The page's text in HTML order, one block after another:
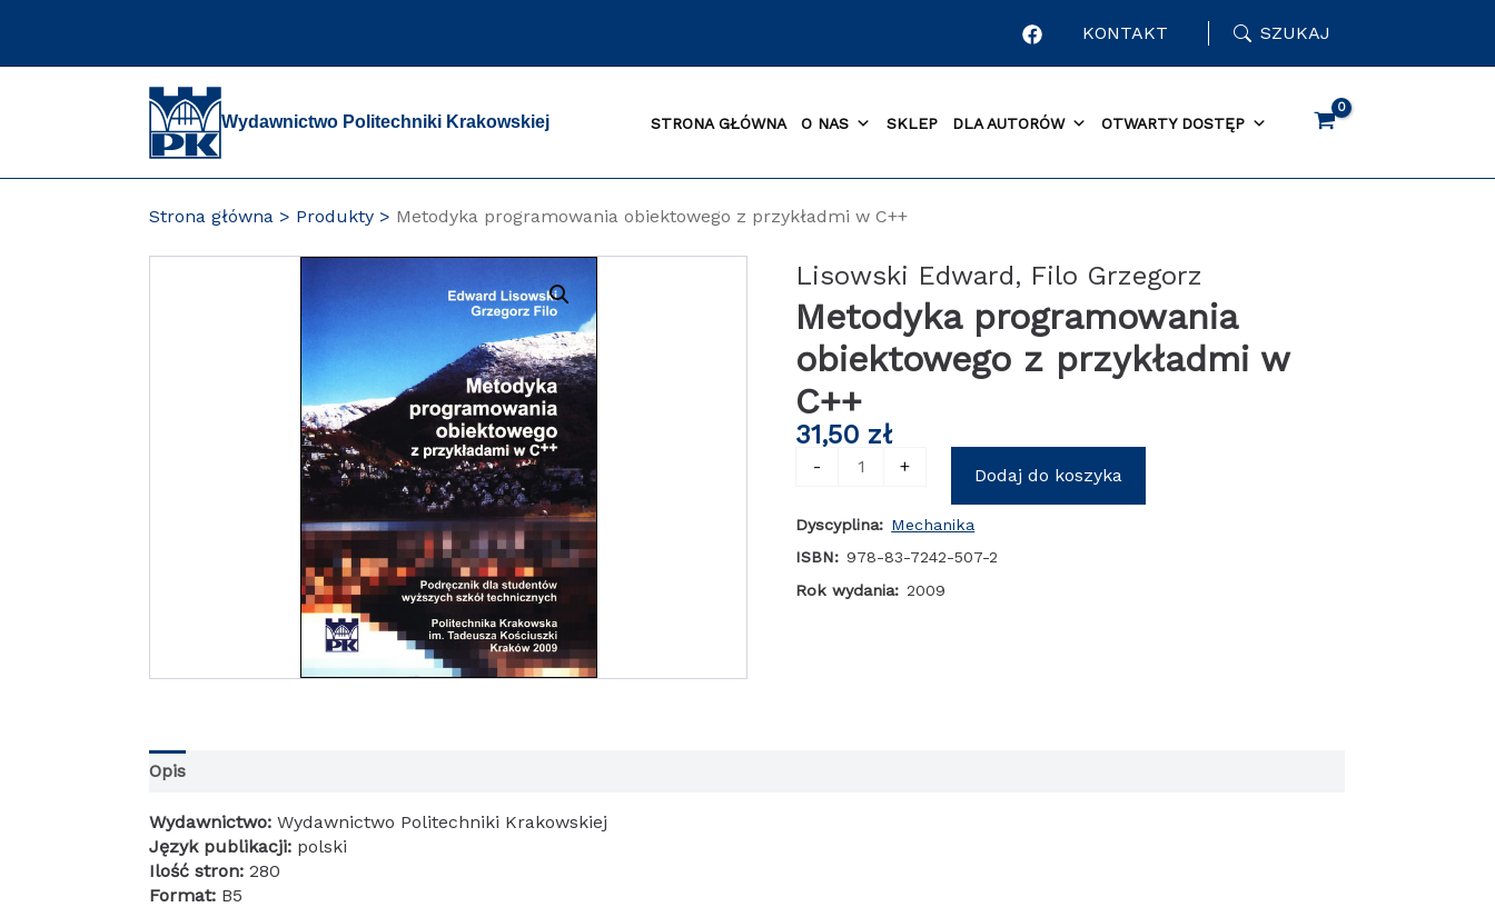
KONTAKT SZUKAJ
Wydawnictwo Politechniki Krakowskiej STRONA GŁÓWNA O NAS SKLEP DLA AUTORÓW OTWARTY DOSTĘP
Strona główna Produkty Metodyka programowania obiektowego z przykładmi w C++
Lisowski Edward, Filo Grzegorz
Metodyka programowania
obiektowego z przykładmi w
C++
31,50 zł
-
obiektowego
z
przykładmi
+ Dodaj do koszyka
Dyscyplina: Mechanika
ISBN: 978-83-7242-507-2
Rok wydania: 2009
Opis
Wydawnictwo:Wydawnictwo Politechniki Krakowskiej
Język publikacji: polski
Ilość stron:280
Format: B5